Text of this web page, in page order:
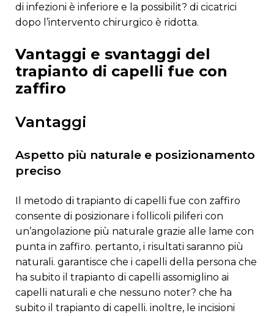
di infezioni è inferiore e la possibilit? di cicatrici
dopo l’intervento chirurgico è ridotta.
vantaggi e svantaggi del
trapianto di capelli fue con
zaffiro
vantaggi
aspetto più naturale e posizionamento
preciso
il metodo di trapianto di capelli fue con zaffiro
consente di posizionare i follicoli piliferi con
un’angolazione più naturale grazie alle lame con
punta in zaffiro. pertanto, i risultati saranno più
naturali. garantisce che i capelli della persona che
ha subito il trapianto di capelli assomiglino ai
capelli naturali e che nessuno noter? che ha
subito il trapianto di capelli. inoltre, le incisioni